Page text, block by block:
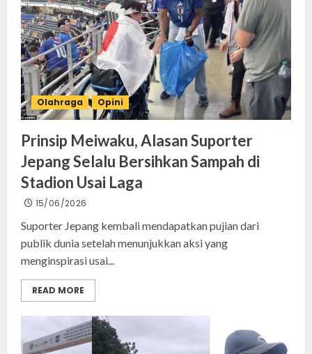
Olahraga Opini
Prinsip Meiwaku, Alasan Suporter
Jepang Selalu Bersihkan Sampah di
Stadion Usai Laga
15/06/2026
Suporter Jepang kembali mendapatkan pujian dari
publik dunia setelah menunjukkan aksi yang
menginspirasi usai...
READ MORE